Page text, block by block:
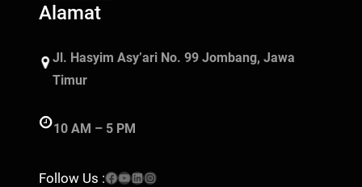
Alamat
Jl. Hasyim Asy’ari No. 99 Jombang, Jawa
Timur
10 AM – 5 PM
Follow Us :Facebook YouTube LinkedIn Instagram